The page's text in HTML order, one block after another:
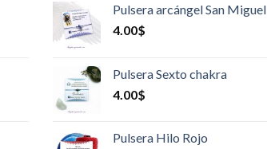
Pulsera arcángel San Miguel
4.00$
Pulsera Sexto chakra
4.00$
Pulsera Hilo Rojo